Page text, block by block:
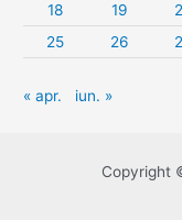
18
19
25
26
« apr. iun. »
Copyright